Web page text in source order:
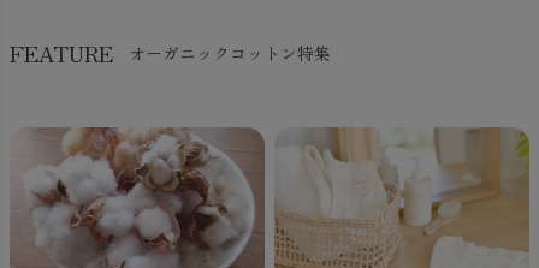
FEATURE オーガニックコットン特集